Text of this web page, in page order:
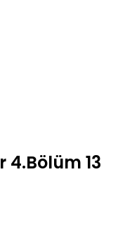
4.Bölüm 13